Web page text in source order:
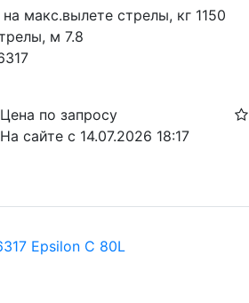
макс.вылете стрелы, кг 1150
м 7.8
Цена по запросу
На сайте с 14.07.2026 18:17
Epsilon C 80L